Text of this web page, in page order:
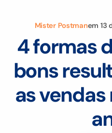
Mister Postmanem 13
4 formas
bons
as